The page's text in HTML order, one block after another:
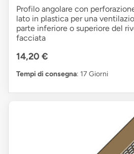
Profilo angolare con
lato in plastica per una
parte inferiore o superiore del
facciata
14,20 €
Tempi di consegna: 17 Giorni